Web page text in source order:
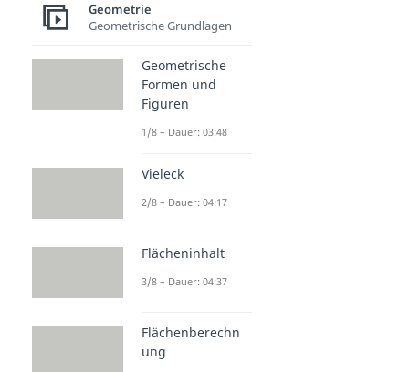
Geometrie
Geometrische Grundlagen
Geometrische
Formen und
Figuren
1/8 – Dauer: 03:48
Vieleck
2/8 – Dauer: 04:17
Flächeninhalt
3/8 – Dauer: 04:37
Flächenberechn
ung